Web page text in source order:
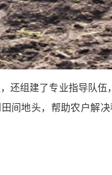
还组建了专业指导队
间地头，帮助农户解